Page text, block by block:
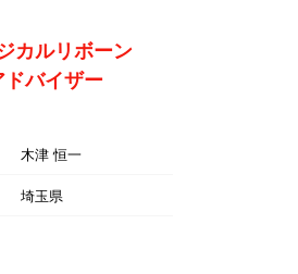
カルリボーン
ドバイザー
木津 恒一
埼玉県